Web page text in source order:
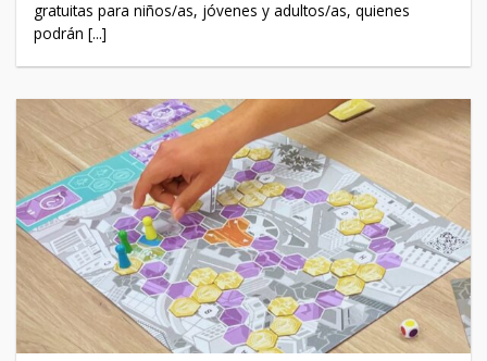
gratuitas para niños/as, jóvenes y adultos/as, quienes
podrán [...]